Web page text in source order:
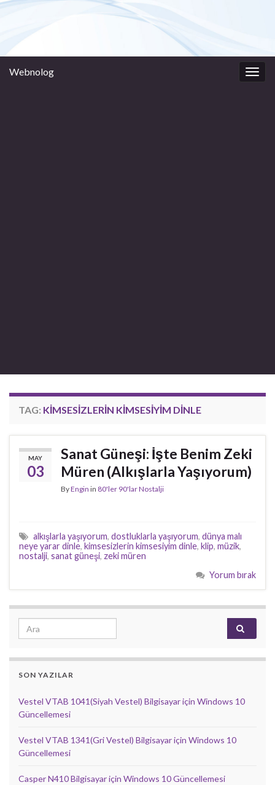
Webnolog
TAG: KIMSESIZLERIN KIMSESIYIM DINLE
MAY
03
Sanat Güneşi: İşte Benim Zeki
Müren (Alkışlarla Yaşıyorum)
ByEngin in 80'ler 90'lar Nostalji
alkışlarla yaşıyorum, dostluklarla yaşıyorum, dünya malı
neye yarar dinle, kimsesizlerin kimsesiyim dinle, klip, müzik,
nostalji, sanat güneşi, zeki müren
Yorum bırak
Search for:
SON YAZILAR
Vestel VTAB 1041(Siyah Vestel) Bilgisayar için Windows 10
Güncellemesi
Vestel VTAB 1341(Gri Vestel) Bilgisayar için Windows 10
Güncellemesi
Casper N410 Bilgisayar için Windows 10 Güncellemesi